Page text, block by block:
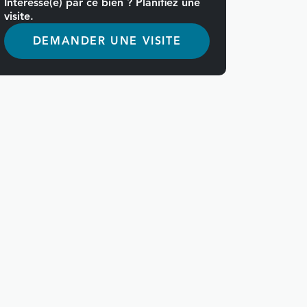
Intéressé(e) par ce bien ? Planifiez une
visite.
DEMANDER UNE VISITE